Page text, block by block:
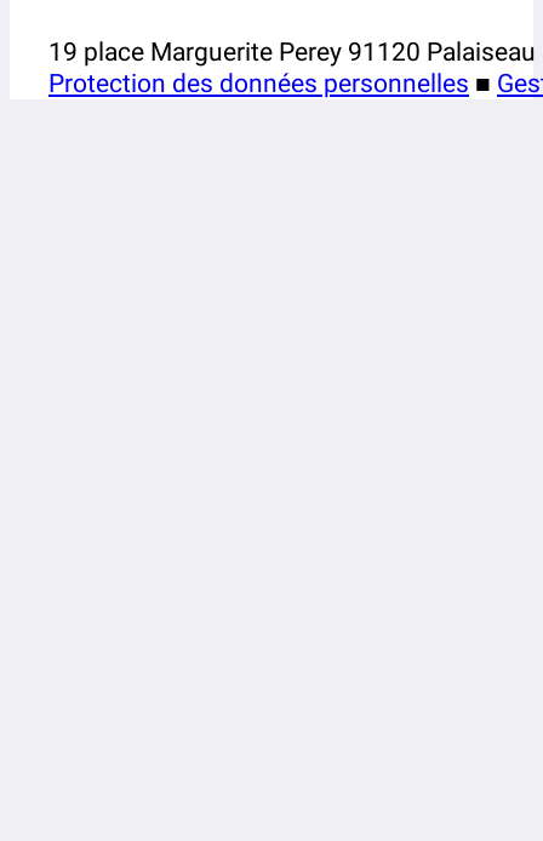
19 place Marguerite Perey 91120
Protection des données personnelles ■